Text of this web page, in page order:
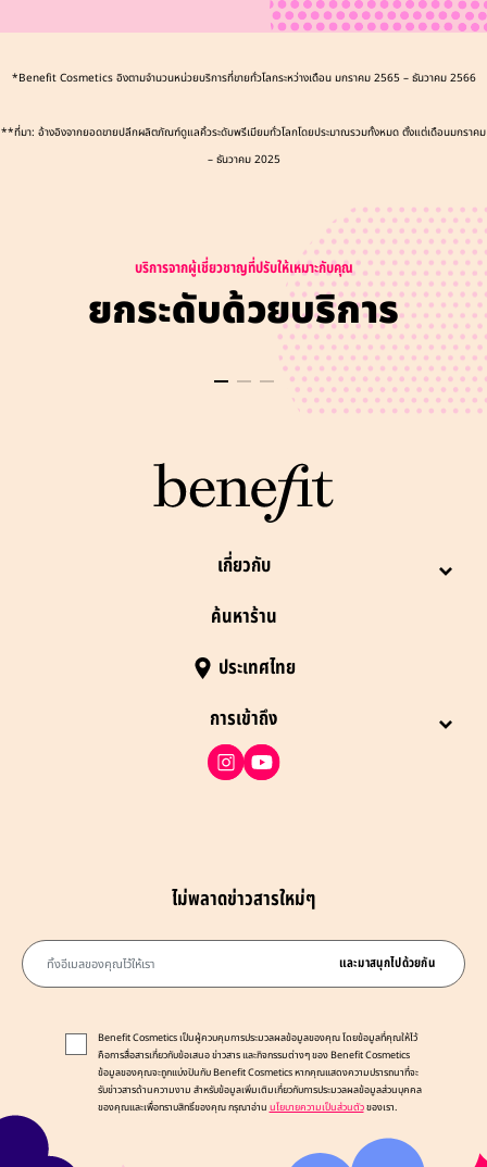
ดูว้าวซ่า ให้การดูแลขนตา และบำรุงรูขุมขนให้คุณ ไปยังตัวระบุตำแหน่งร้านค้าของเรา
เพื่อหาสถานที่ให้บริการของ Benefit ที่ใกล้ที่สุด เข้ามาได้เลย เราจองที่ไว้ให้คุณแล้ว
*Benefit Cosmetics อิงตามจำนวนหน่วยบริการที่ขายทั่วโลกระหว่างเดือน มกราคม 2565 – ธันวาคม 2566
**ที่มา: อ้างอิงจากยอดขายปลีกผลิตภัณฑ์ดูแลคิ้วระดับพรีเมียมทั่วโลกโดยประมาณรวมทั้งหมด ตั้งแต่เดือนมกราคม
– ธันวาคม 2025
บริการจากผู้เชี่ยวชาญที่ปรับให้เหมาะกับคุณ
ยกระดับด้วยบริการ
เกี่ยวกับ
ค้นหาร้าน
ประเทศไทย
การเข้าถึง
ไม่พลาดข่าวสารใหม่ๆ
ทิ้งอีเมลของคุณไว้ให้เรา
และมาสนุกไปด้วยกัน
Benefit Cosmetics เป็นผู้ควบคุมการประมวลผลข้อมูลของคุณ โดยข้อมูลที่คุณให้ไว้
คือการสื่อสารเกี่ยวกับข้อเสนอ ข่าวสาร และกิจกรรมต่างๆ ของ Benefit Cosmetics
ข้อมูลของคุณจะถูกแบ่งปันกับ Benefit Cosmetics หากคุณแสดงความปรารถนาที่จะ
รับข่าวสารด้านความงาม สำหรับข้อมูลเพิ่มเติมเกี่ยวกับการประมวลผลข้อมูลส่วนบุคคล
ของคุณและเพื่อทราบสิทธิ์ของคุณ กรุณาอ่าน นโยบายความเป็นส่วนตัวของเรา.